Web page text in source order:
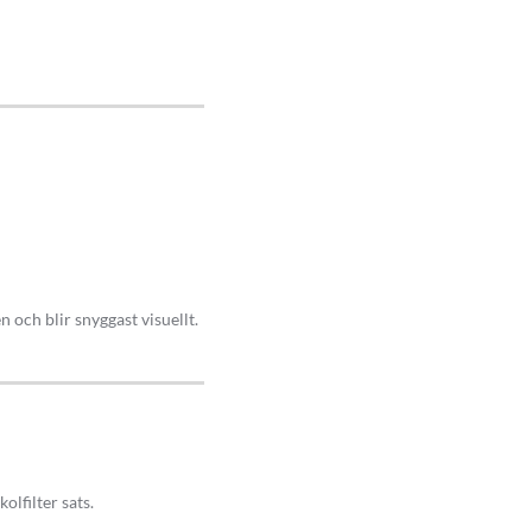
Berner som är ett
och blir snyggast visuellt.
sats.